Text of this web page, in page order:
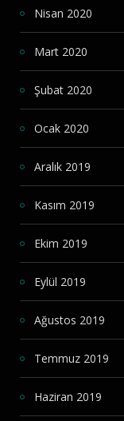
Nisan 2020
Mart 2020
Şubat 2020
Ocak 2020
Aralık 2019
Kasım 2019
Ekim 2019
Eylül 2019
Ağustos 2019
Temmuz 2019
Haziran 2019